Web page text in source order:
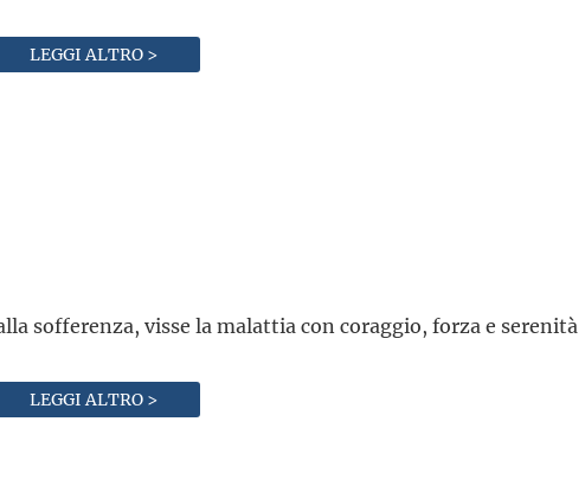
LEGGI ALTRO >
sofferenza, visse la malattia con coraggio, forza e serenità
LEGGI ALTRO >